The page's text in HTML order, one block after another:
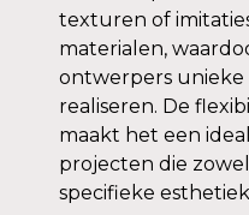
texturen of
materialen,
ontwerpers unieke
realiseren. De
maakt het een
projecten die
specifieke